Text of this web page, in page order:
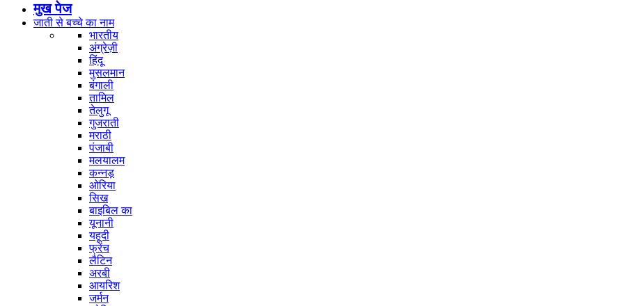
मुख पेज
जाती से बच्चे का नाम
भारतीय
अंग्रेज़ी
हिंदू
मुसलमान
बंगाली
तामिल
तेलुगू
गुजराती
मराठी
पंजाबी
मलयालम
कन्नड़
ओरिया
सिख
बाइबिल का
यूनानी
यहूदी
फ्रेंच
लैटिन
अरबी
आयरिश
जर्मन